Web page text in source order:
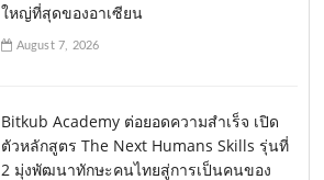
ใหญ่ที่สุดของอาเซียน
August 7, 2026
Bitkub Academy ต่อยอดความสำเร็จ เปิด
ตัวหลักสูตร The Next Humans Skills รุ่นที่
2 มุ่งพัฒนาทักษะคนไทยสู่การเป็นคนของ